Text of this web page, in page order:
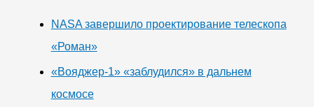
NASA завершило проектирование телескопа
«Роман»
«Вояджер-1» «заблудился» в дальнем
космосе